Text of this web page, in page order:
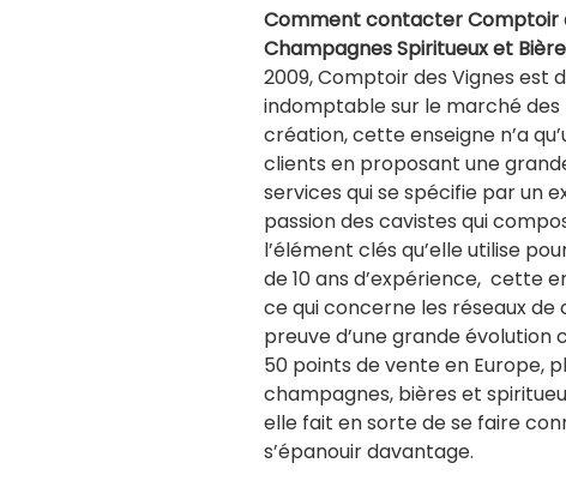
Comment contacter Comptoir
Champagnes Spiritueuxet
2009, Comptoir des Vignes est
indomptable sur le marché
création, cette enseigne n’a
clients en proposant une
services qui se spécifie par un
passion des cavistes qui
l’élément clés qu’elle utilise
de 10 ans d’expérience, cette
ce qui concerne les réseaux de
preuve d’une grande évolution
50 points de vente en Europe,
champagnes, bières et
elle fait en sorte de se faire
s’épanouir davantage.